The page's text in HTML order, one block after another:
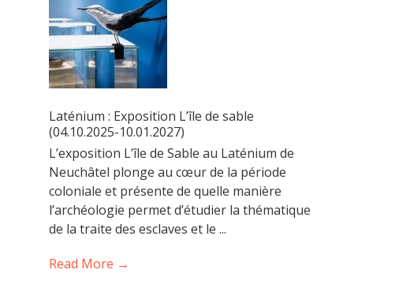
Laténium : Exposition L’île de sable
(04.10.2025-10.01.2027)
L’exposition L’île de Sable au Laténium de
Neuchâtel plonge au cœur de la période
coloniale et présente de quelle manière
l’archéologie permet d’étudier la thématique
de la traite des esclaves et le ...
Read More →